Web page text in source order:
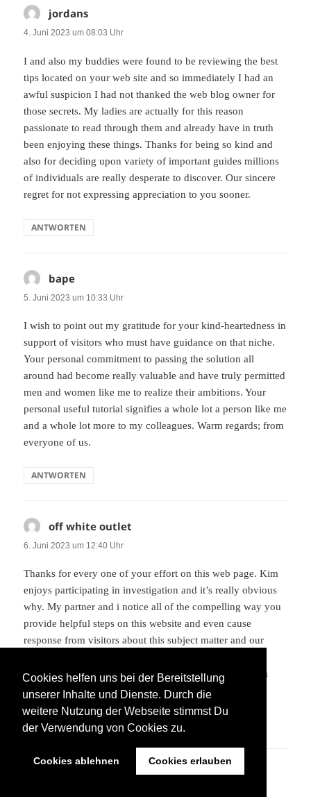
Cookies helfen uns bei der Bereitstellung
unserer Inhalte und Dienste. Durch die
weitere Nutzung der Webseite stimmst Du
der Verwendung von Cookies zu.
Cookies ablehnen Cookies erlauben
jordans
4. Juni 2023 um 08:03 Uhr
I and also my buddies were found to be reviewing the best
tips located on your web site and so immediately I had an
awful suspicion I had not thanked the web blog owner for
those secrets. My ladies are actually for this reason
passionate to read through them and already have in truth
been enjoying these things. Thanks for being so kind and
also for deciding upon variety of important guides millions
of individuals are really desperate to discover. Our sincere
regret for not expressing appreciation to you sooner.
ANTWORTEN
bape
5. Juni 2023 um 10:33 Uhr
I wish to point out my gratitude for your kind-heartedness in
support of visitors who must have guidance on that niche.
Your personal commitment to passing the solution all
around had become really valuable and have truly permitted
men and women like me to realize their ambitions. Your
personal useful tutorial signifies a whole lot a person like me
and a whole lot more to my colleagues. Warm regards; from
everyone of us.
ANTWORTEN
off white outlet
6. Juni 2023 um 12:40 Uhr
Thanks for every one of your effort on this web page. Kim
enjoys participating in investigation and it’s really obvious
why. My partner and i notice all of the compelling way you
provide helpful steps on this website and even cause
response from visitors about this subject matter and our
remaining portion of the new year. You are performing a
remarkable job.
ANTWORTEN